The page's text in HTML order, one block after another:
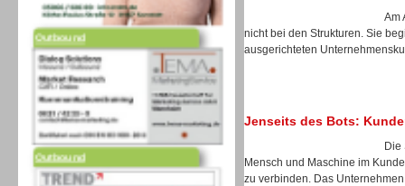
Outbound
Outbound
Am
nicht bei den Strukturen. Sie
ausgerichteten
Jenseits des Bots:
Die
Mensch und Maschine im
zu verbinden. Das